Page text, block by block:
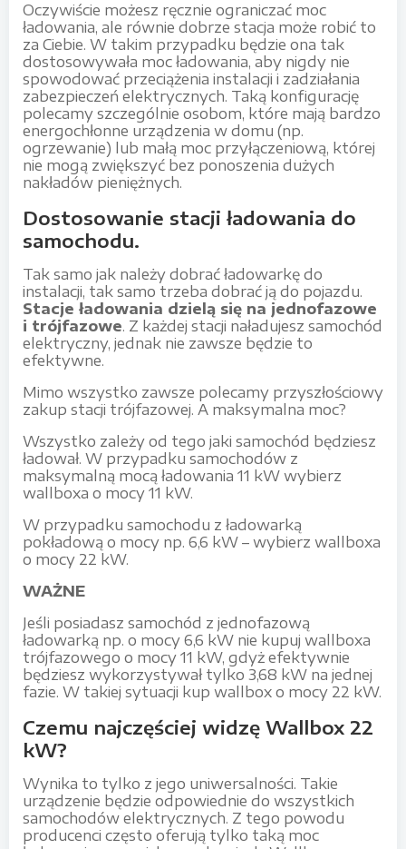
Oczywiście możesz ręcznie ograniczać moc
ładowania, ale równie dobrze stacja może robić to
za Ciebie. W takim przypadku będzie ona tak
dostosowywała moc ładowania, aby nigdy nie
spowodować przeciążenia instalacji i zadziałania
zabezpieczeń elektrycznych. Taką konfigurację
polecamy szczególnie osobom, które mają bardzo
energochłonne urządzenia w domu (np.
ogrzewanie) lub małą moc przyłączeniową, której
nie mogą zwiększyć bez ponoszenia dużych
nakładów pieniężnych.
Dostosowanie stacji ładowania do
samochodu.
Tak samo jak należy dobrać ładowarkę do
instalacji, tak samo trzeba dobrać ją do pojazdu.
Stacje ładowania dzielą się na jednofazowe
i trójfazowe. Z każdej stacji naładujesz samochód
elektryczny, jednak nie zawsze będzie to
efektywne.
Mimo wszystko zawsze polecamy przyszłościowy
zakup stacji trójfazowej. A maksymalna moc?
Wszystko zależy od tego jaki samochód będziesz
ładował. W przypadku samochodów z
maksymalną mocą ładowania 11 kW wybierz
wallboxa o mocy 11 kW.
W przypadku samochodu z ładowarką
pokładową o mocy np. 6,6 kW – wybierz wallboxa
o mocy 22 kW.
WAŻNE
Jeśli posiadasz samochód z jednofazową
ładowarką np. o mocy 6,6 kW nie kupuj wallboxa
trójfazowego o mocy 11 kW, gdyż efektywnie
będziesz wykorzystywał tylko 3,68 kW na jednej
fazie. W takiej sytuacji kup wallbox o mocy 22 kW.
Czemu najczęściej widzę Wallbox 22
kW?
Wynika to tylko z jego uniwersalności. Takie
urządzenie będzie odpowiednie do wszystkich
samochodów elektrycznych. Z tego powodu
producenci często oferują tylko taką moc